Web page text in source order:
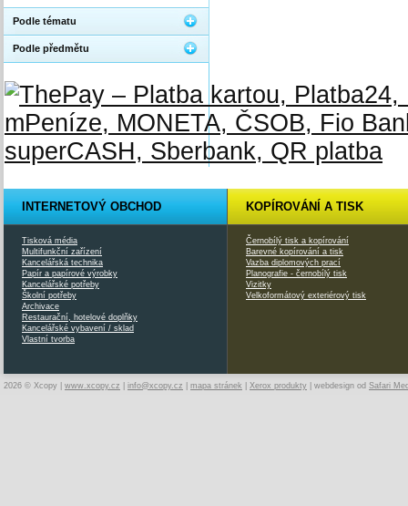
Podle tématu
Podle předmětu
INTERNETOVÝ OBCHOD
Tisková média
Multifunkční zařízení
Kancelářská technika
Papír a papírové výrobky
Kancelářské potřeby
Školní potřeby
Archivace
Restaurační, hotelové doplňky
Kancelářské vybavení / sklad
Vlastní tvorba
KOPÍROVÁNÍ A TISK
Černobílý tisk a kopírování
Barevné kopírování a tisk
Vazba diplomových prací
Planografie - černobílý tisk
Vizitky
Velkoformátový exteriérový tisk
2026 © Xcopy | www.xcopy.cz info@xcopy.cz mapa stránek Xerox produkty | webdesign od Safari